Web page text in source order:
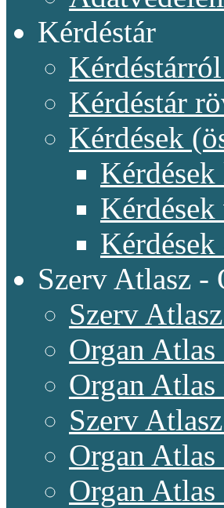
Kérdéstár
Kérdéstár
Kérdések
Szerv Atlasz -
Szerv
Organ
Organ
Szerv
Organ
Organ